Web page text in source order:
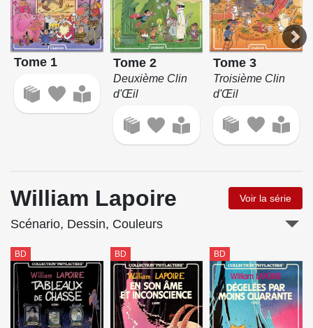
Tome 1 Tome 2
Deuxième Clin
d'Œil
Tome 3
Troisième Clin
d'Œil
William Lapoire Voir la série
Scénario, Dessin, Couleurs
BD BD BD